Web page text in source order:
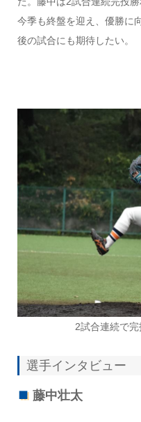
今季も終盤を迎え、優勝に
後の試合にも期待したい。
2試合連続で
選手インタビュー
藤中壮太